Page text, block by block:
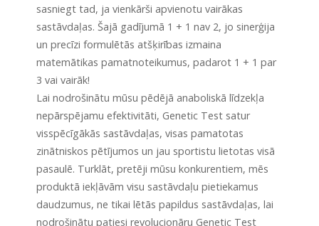
sasniegt tad, ja vienkārši apvienotu vairākas
sastāvdaļas. Šajā gadījumā 1 + 1 nav 2, jo sinerģija
un precīzi formulētās atšķirības izmaina
matemātikas pamatnoteikumus, padarot 1 + 1 par
3 vai vairāk!
Lai nodrošinātu mūsu pēdējā anaboliskā līdzekļa
nepārspējamu efektivitāti, Genetic Test satur
visspēcīgākās sastāvdaļas, visas pamatotas
zinātniskos pētījumos un jau sportistu lietotas visā
pasaulē. Turklāt, pretēji mūsu konkurentiem, mēs
produktā iekļāvām visu sastāvdaļu pietiekamus
daudzumus, ne tikai lētās papildus sastāvdaļas, lai
nodrošinātu patiesi revolucionāru Genetic Test